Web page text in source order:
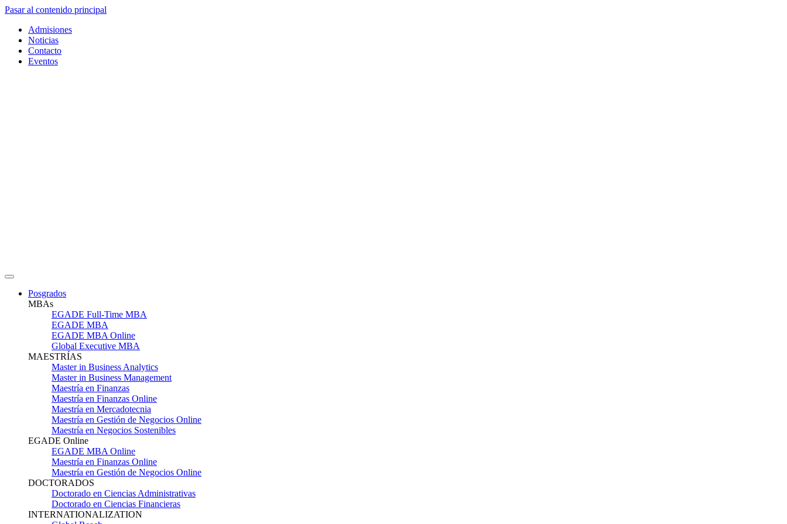
Pasar al contenido principal
Admisiones
Noticias
Contacto
Eventos
Posgrados
MBAs
EGADE Full-Time MBA
EGADE MBA
EGADE MBA Online
Global Executive MBA
MAESTRÍAS
Master in Business Analytics
Master in Business Management
Maestría en Finanzas
Maestría en Finanzas Online
Maestría en Mercadotecnia
Maestría en Gestión de Negocios Online
Maestría en Negocios Sostenibles
EGADE Online
EGADE MBA Online
Maestría en Finanzas Online
Maestría en Gestión de Negocios Online
DOCTORADOS
Doctorado en Ciencias Administrativas
Doctorado en Ciencias Financieras
INTERNATIONALIZATION